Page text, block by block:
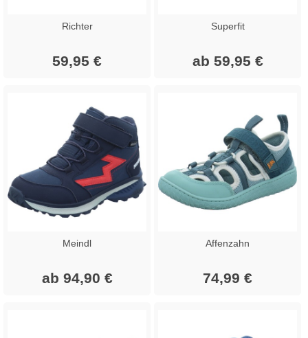
Richter
59,95 €
Superfit
ab 59,95 €
Meindl
ab 94,90 €
Affenzahn
74,99 €